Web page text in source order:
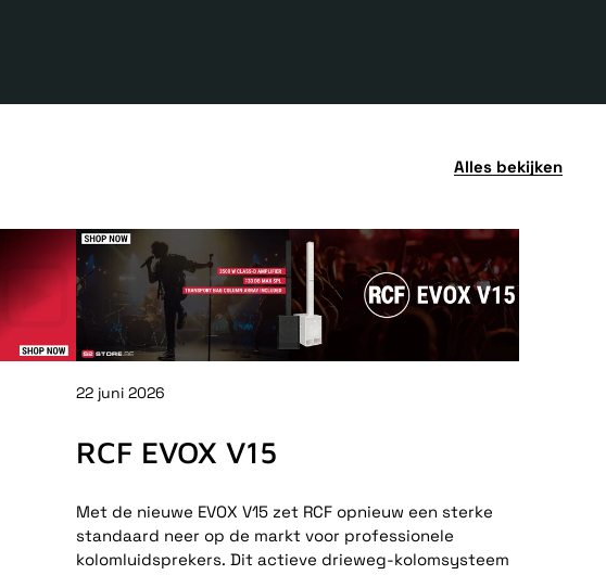
Alles bekijken
22 juni 2026
RCF EVOX V15
Met de nieuwe EVOX V15 zet RCF opnieuw een sterke
standaard neer op de markt voor professionele
kolomluidsprekers. Dit actieve drieweg-kolomsysteem